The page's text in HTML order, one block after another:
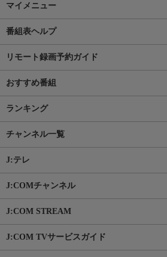
マイメニュー
番組表ヘルプ
リモート録画予約ガイド
おすすめ番組
ランキング
チャンネル一覧
J:テレ
J:COMチャンネル
J:COM STREAM
J:COM TVサービスガイド